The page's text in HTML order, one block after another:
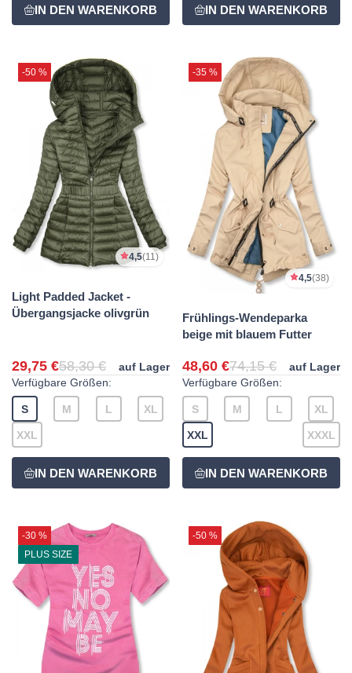
-50 %
4,5(11)
Light Padded Jacket -
Übergangsjacke olivgrün
29,75 €58,30 €
auf Lager
Verfügbare Größen:
S M L XL
XXL
-35 %
4,5(38)
Frühlings-Wendeparka
beige mit blauem Futter
48,60 €74,15 €
auf Lager
Verfügbare Größen:
S M L XL
XXL XXXL
-30 %
PLUS SIZE
-50 %